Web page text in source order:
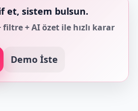
et, sistem bulsun.
+ AI özet ile hızlı karar
Demo İste